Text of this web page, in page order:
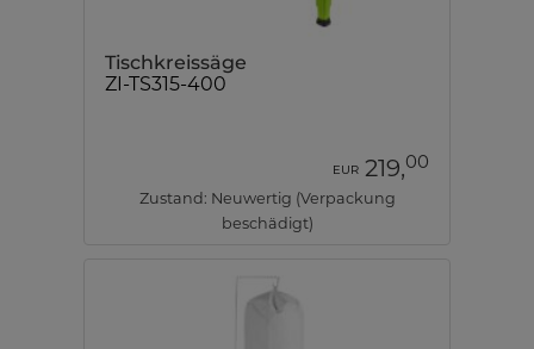
Tischkreissäge
ZI-TS315-400
EUR 219,00
Zustand: Neuwertig (Verpackung
beschädigt)